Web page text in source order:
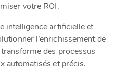
votre ROI.
intelligence artificielle et
l’enrichissement de
transforme des processus
automatisés et précis.